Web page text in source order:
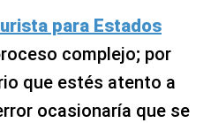
para Estados
complejo; por
que estés atento a
ocasionaría que se